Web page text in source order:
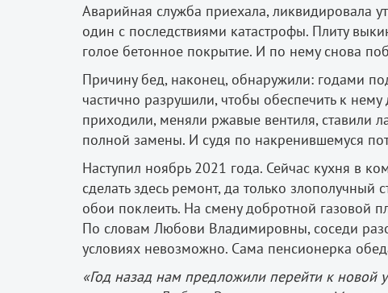
Аварийная служба приехала, ликвидировала
один с последствиями катастрофы. Плиту
голое бетонное покрытие. И по нему снова
Причину бед, наконец, обнаружили: годами
частично разрушили, чтобы обеспечить к
приходили, меняли ржавые вентиля, ставили
полной замены. И судя по накренившемуся
Наступил ноябрь 2021 года. Сейчас кухня в
сделать здесь ремонт, да только злополучный
обои поклеить. На смену добротной газовой
По словам Любови Владимировны, соседи
условиях невозможно. Сама пенсионерка
«Год назад нам предложили перейти к